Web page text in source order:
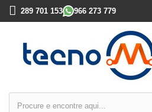
289 701 153 966 273 779